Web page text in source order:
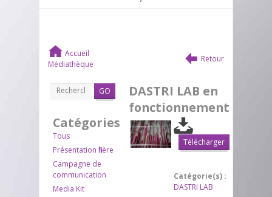
Accueil
Médiathèque
Retour
GO
Catégories
Tous
Présentation filière
Campagne de
communication
Media Kit
DASTRI LAB en
fonctionnement
Télécharger
Catégorie(s) :
DASTRI LAB